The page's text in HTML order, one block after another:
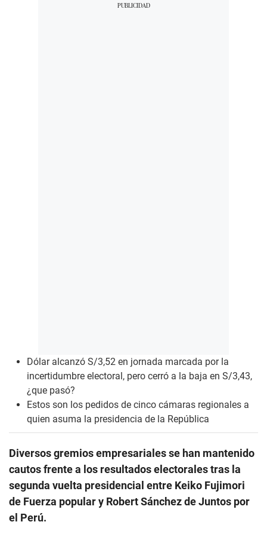
Dólar alcanzó S/3,52 en jornada marcada por la
incertidumbre electoral, pero cerró a la baja en S/3,43,
¿que pasó?
Estos son los pedidos de cinco cámaras regionales a
quien asuma la presidencia de la República
Diversos gremios empresariales se han mantenido
cautos frente a los resultados electorales tras la
segunda vuelta presidencial entre Keiko Fujimori
de Fuerza popular y Robert Sánchez de Juntos por
el Perú.